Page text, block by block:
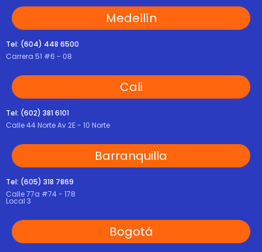
Medellín
Tel: (604) 448 6500
Carrera 51 #6 - 08
Cali
Tel: (602) 381 6101
Calle 44 Norte Av 2E - 10 Norte
Barranquilla
Tel: (605) 318 7869
Calle 77a #74 - 178
Local 3
Bogotá